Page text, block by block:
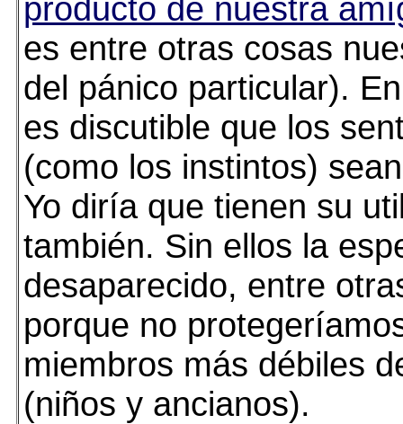
producto de nuestra
es entre otras cosas
del pánico particular).
es discutible que los
(como los instintos)
Yo diría que tienen su
también. Sin ellos la
desaparecido, entre
porque no
miembros más débiles
(niños y ancianos).